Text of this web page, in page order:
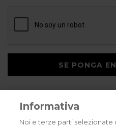
SE PONGA
Informativa
Noi e terze parti selezionate